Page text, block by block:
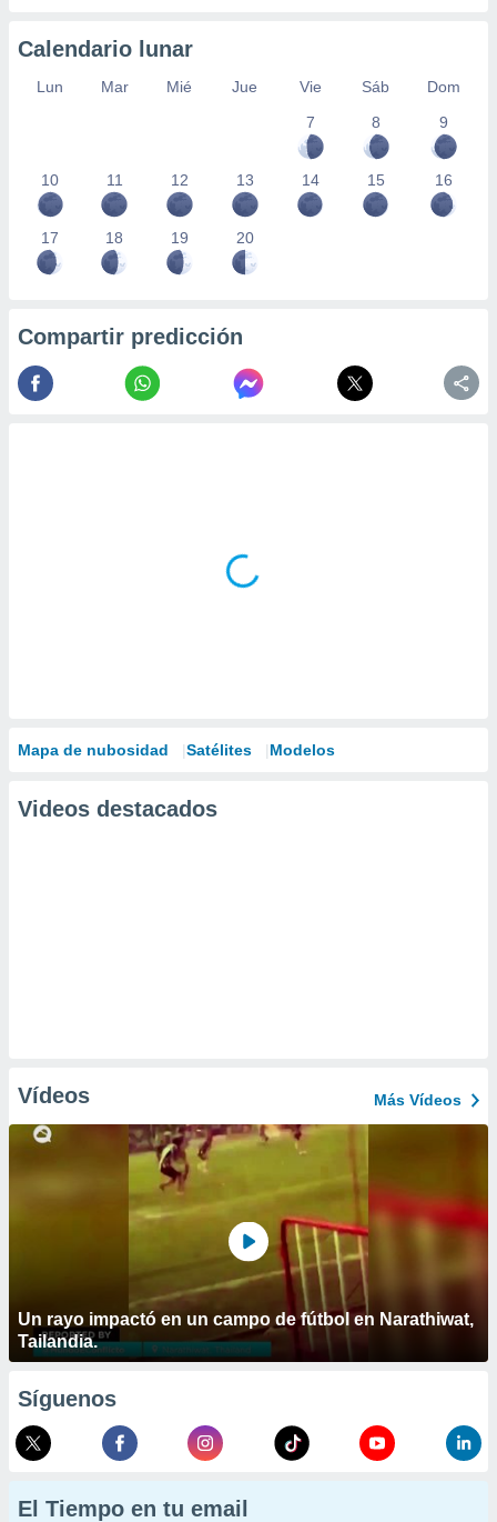
Calendario lunar
Lun Mar Mié Jue Vie Sáb
Dom
7
8 9
10 11 12 13 14 15 16
17 18 19 20
Compartir predicción
Mapa de nubosidad Satélites Modelos
Videos destacados
Vídeos Más Vídeos
Un rayo impactó en un campo de fútbol en Narathiwat,
Tailandia.
Síguenos
El Tiempo en tu email